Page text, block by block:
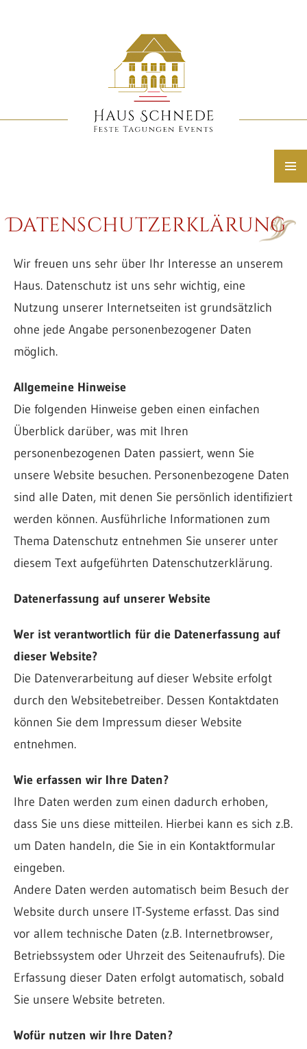
Datenschutzerklärung
Wir freuen uns sehr über Ihr Interesse an unserem
Haus. Datenschutz ist uns sehr wichtig, eine
Nutzung unserer Internetseiten ist grundsätzlich
ohne jede Angabe personenbezogener Daten
möglich.
Allgemeine Hinweise
Die folgenden Hinweise geben einen einfachen
Überblick darüber, was mit Ihren
personenbezogenen Daten passiert, wenn Sie
unsere Website besuchen. Personenbezogene Daten
sind alle Daten, mit denen Sie persönlich identifiziert
werden können. Ausführliche Informationen zum
Thema Datenschutz entnehmen Sie unserer unter
diesem Text aufgeführten Datenschutzerklärung.
Datenerfassung auf unserer Website
Wer ist verantwortlich für die Datenerfassung auf
dieser Website?
Die Datenverarbeitung auf dieser Website erfolgt
durch den Websitebetreiber. Dessen Kontaktdaten
können Sie dem Impressum dieser Website
entnehmen.
Wie erfassen wir Ihre Daten?
Ihre Daten werden zum einen dadurch erhoben,
dass Sie uns diese mitteilen. Hierbei kann es sich z.B.
um Daten handeln, die Sie in ein Kontaktformular
eingeben.
Andere Daten werden automatisch beim Besuch der
Website durch unsere IT-Systeme erfasst. Das sind
vor allem technische Daten (z.B. Internetbrowser,
Betriebssystem oder Uhrzeit des Seitenaufrufs). Die
Erfassung dieser Daten erfolgt automatisch, sobald
Sie unsere Website betreten.
Wofür nutzen wir Ihre Daten?